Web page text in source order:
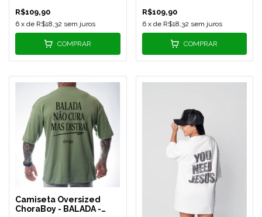
R$109,90
6 x de R$18,32 sem juros
COMPRAR
R$109,90
6 x de R$18,32 sem juros
COMPRAR
Camiseta Oversized
ChoraBoy - BALADA -